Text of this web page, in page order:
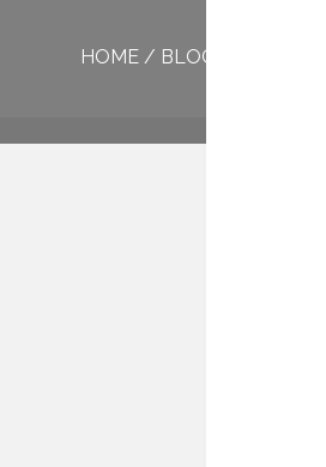
HOME / BLOG